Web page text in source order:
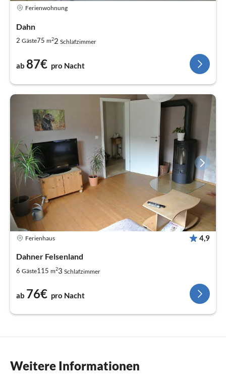
Ferienwohnung
Dahn
2 Gäste75 m22 Schlafzimmer
ab 87€ pro Nacht
Ferienhaus 4,9
Dahner Felsenland
6 Gäste115 m23 Schlafzimmer
ab 76€ pro Nacht
Weitere Informationen